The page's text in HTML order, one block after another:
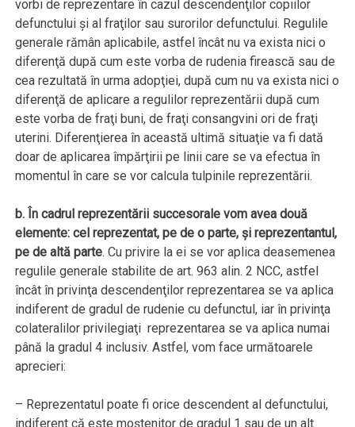
vorbi de reprezentare în cazul descendenţilor copiilor
defunctului şi al fraţilor sau surorilor defunctului. Regulile
generale rămân aplicabile, astfel încât nu va exista nici o
diferenţă după cum este vorba de rudenia firească sau de
cea rezultată în urma adopţiei, după cum nu va exista nici o
diferenţă de aplicare a regulilor reprezentării după cum
este vorba de fraţi buni, de fraţi consangvini ori de fraţi
uterini. Diferenţierea în această ultimă situaţie va fi dată
doar de aplicarea împărţirii pe linii care se va efectua în
momentul în care se vor calcula tulpinile reprezentării.
b. În cadrul reprezentării succesorale vom avea două
elemente: cel reprezentat, pe de o parte, şi reprezentantul,
pe de altă parte. Cu privire la ei se vor aplica deasemenea
regulile generale stabilite de art. 963 alin. 2 NCC, astfel
încât în privinţa descendenţilor reprezentarea se va aplica
indiferent de gradul de rudenie cu defunctul, iar în privinţa
colateralilor privilegiaţi reprezentarea se va aplica numai
până la gradul 4 inclusiv. Astfel, vom face următoarele
aprecieri:
– Reprezentatul poate fi orice descendent al defunctului,
indiferent că este moştenitor de gradul 1 sau de un alt